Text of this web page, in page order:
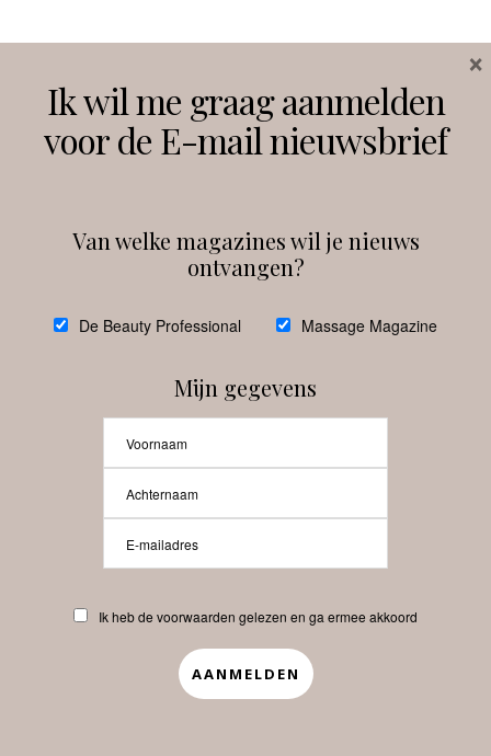
Instagram Facebook
debeautyprofessional
Beauty-Pro.nl
Abonneren Contact
APP
Ik wil me graag aanmelden
voor de E-mail nieuwsbrief
Van welke magazines wil je nieuws
ontvangen?
De Beauty Professional Massage Magazine
Mijn gegevens
Ik heb de voorwaarden gelezen en ga ermee akkoord
×